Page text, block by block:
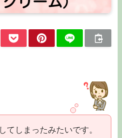
てしまったみたいです。